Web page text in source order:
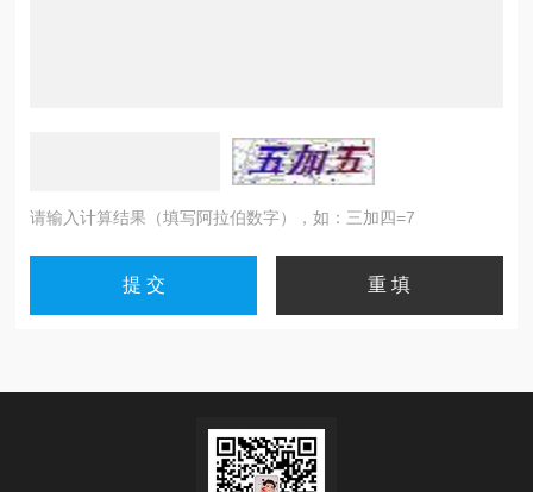
请输入计算结果（填写阿拉伯数字），如：三加四=7